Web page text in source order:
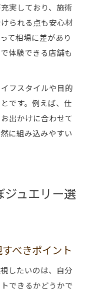
実しており、施術
られる点も安心材
て相場に差があり
体験できる店舗も
フスタイルや目的
です。例えば、仕
出かけに合わせて
に組み込みやすい
ュエリー選
べきポイント
したいのは、自分
できるかどうかで